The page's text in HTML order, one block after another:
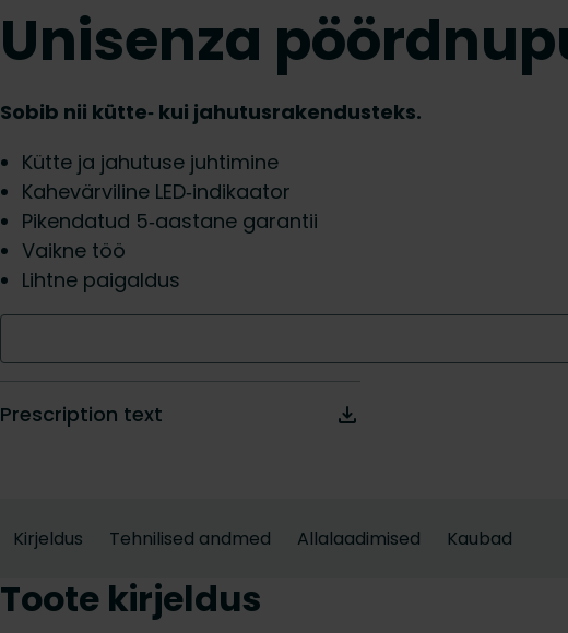
Unisenza
Sobib nii kütte‑ kui jahutusrakendusteks.
Kütte ja jahutuse juhtimine
Kahevärviline LED‑indikaator
Pikendatud 5‑aastane garantii
Vaikne töö
Lihtne paigaldus
Prescription text
Kirjeldus Tehnilised andmed Allalaadimised Kaubad
Toote kirjeldus